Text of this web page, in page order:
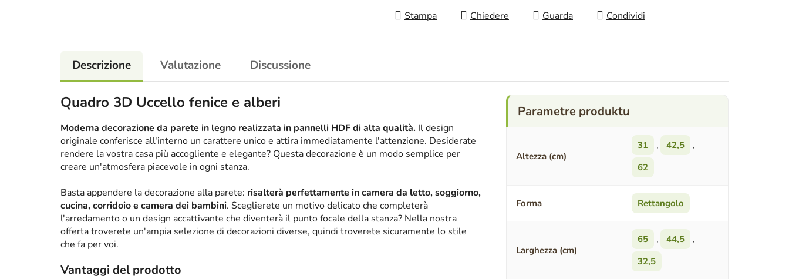
Stampa
Chiedere Guarda Condividi
Descrizione Valutazione Discussione
Quadro 3D Uccello fenice e alberi
Moderna decorazione da parete in legno realizzata in pannelli HDF di alta qualità. Il design
originale conferisce all'interno un carattere unico e attira immediatamente l'attenzione. Desiderate
rendere la vostra casa più accogliente e elegante? Questa decorazione è un modo semplice per
creare un'atmosfera piacevole in ogni stanza.
Basta appendere la decorazione alla parete: risalterà perfettamente in camera da letto, soggiorno,
cucina, corridoio e camera dei bambini. Sceglierete un motivo delicato che completerà
l'arredamento o un design accattivante che diventerà il punto focale della stanza? Nella nostra
offerta troverete un'ampia selezione di decorazioni diverse, quindi troverete sicuramente lo stile
che fa per voi.
Vantaggi del prodotto
Altezza (cm)
31 , 42,5
,
62
Forma Rettangolo
Larghezza (cm)
65 , 44,5
,
32,5